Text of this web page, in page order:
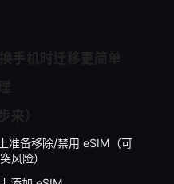
准备移除/禁用 eSIM（可
风险）